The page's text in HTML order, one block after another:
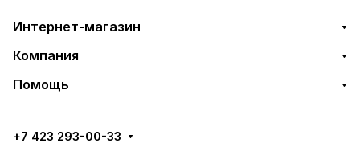
Интернет-магазин
Компания
Помощь
+7 423 293-00-33